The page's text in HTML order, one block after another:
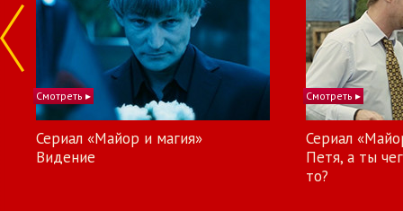
Смотреть ▸
Сериал «Майор и магия»
Видение
Смотреть ▸
Сериал
Петя, а ты
то?